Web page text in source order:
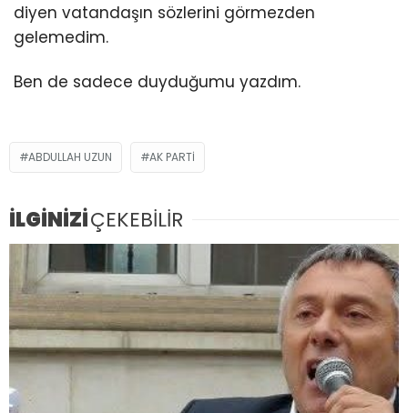
diyen vatandaşın sözlerini görmezden
gelemedim.
Ben de sadece duyduğumu yazdım.
ABDULLAH UZUN AK PARTI
İLGİNİZİÇEKEBİLİR